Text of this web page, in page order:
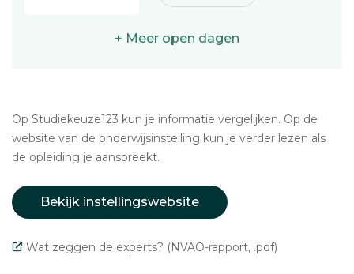
+ Meer open dagen
Op Studiekeuze123 kun je informatie vergelijken. Op de
website van de onderwijsinstelling kun je verder lezen als
de opleiding je aanspreekt.
Bekijk instellingswebsite
Wat zeggen de experts? (NVAO-rapport, .pdf)